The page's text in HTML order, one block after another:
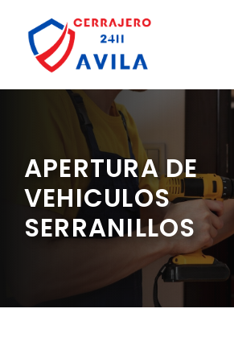
contenido
APERTURA DE
VEHICULOS
SERRANILLOS